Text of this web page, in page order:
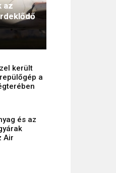
az
került
a
és az
Air